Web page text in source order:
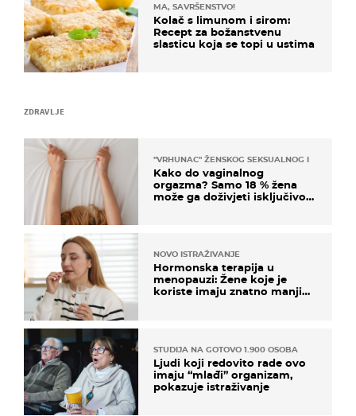
ZDRAVLJE
"VRHUNAC" ŽENSKOG SEKSUALNOG ISKUSTVA
Kako do vaginalnog
orgazma? Samo 18 % žena
može ga doživjeti isključivo
NOVO ISTRAŽIVANJE
Hormonska terapija u
menopauzi: Žene koje je
koriste imaju znatno manji
STUDIJA NA GOTOVO 1.900 OSOBA
Ljudi koji redovito rade ovo
imaju “mlađi” organizam,
pokazuje istraživanje
MA, SAVRŠENSTVO!
Kolač s limunom i sirom:
Recept za božanstvenu
slasticu koja se topi u ustima